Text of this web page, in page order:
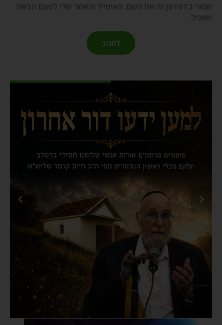
שמור בדפדפן זה את השם, האימייל והאתר שלי לפעם הבאה
שאגיב.